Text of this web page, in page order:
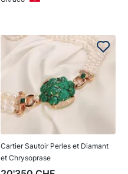
Cartier Sautoir Perles et Diamant
et Chrysoprase